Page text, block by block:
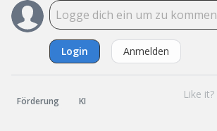
Login Anmelden
Förderung KI
Like